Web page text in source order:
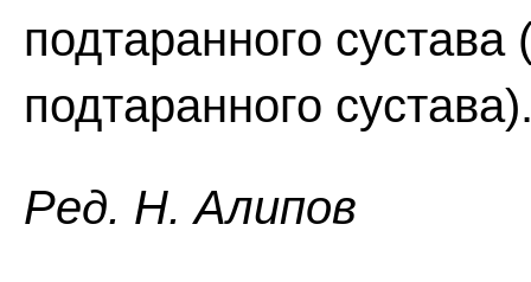
подтаранного
подтаранного
Ред. Н. Алипов